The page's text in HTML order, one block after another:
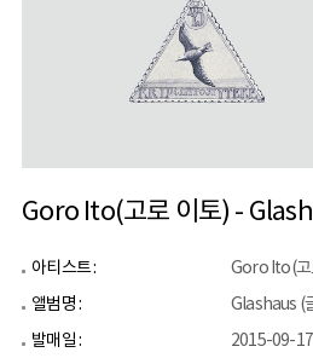
Goro Ito(고로 이토) -
아티스트 :
Goro Ito(고
앨범명 :
Glashaus (
발매일 :
2015-09-17